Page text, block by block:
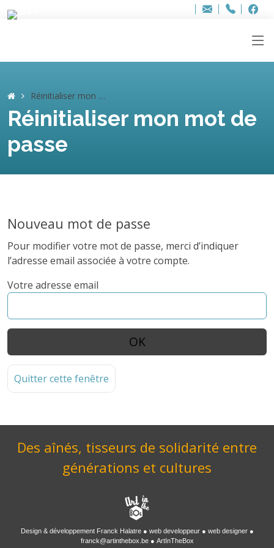
Adresse
info..hâthe..
Tel.
Tel.
Réinitialiser mon mot de passe
Réinitialiser mon mot de
passe
Nouveau mot de passe
Pour modifier votre mot de passe, merci d’indiquer
l’adresse email associée à votre compte.
Votre adresse email
Quitter cette fenêtre
Des aînés, tisseurs de solidarité entre
générations et cultures
Design & développement Franck Halatre web developpeur
web designer
franck@artinthebox.be
ArtInTheBox